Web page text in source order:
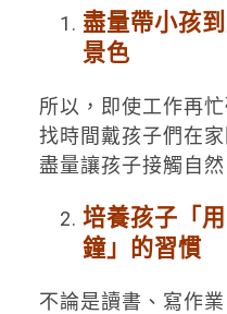
盡量帶小孩
景色
所以，即使工作再
找時間戴孩子們在
盡量讓孩子接觸自然
培養孩子「
鐘」的習慣
不論是讀書、寫作